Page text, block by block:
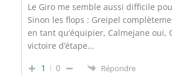
Le Giro me semble aussi difficile
Sinon les flops : Greipel
en tant qu’équipier, Calmejane oui,
victoire d’étape…
1
0 Répondre